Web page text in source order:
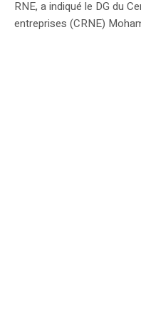
RNE, a indiqué le DG du
entreprises (CRNE)